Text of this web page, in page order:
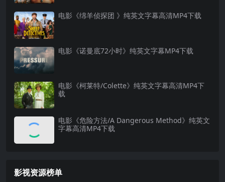
电影《绵羊侦探团 》纯英文字幕高清MP4下载
电影《诺曼底72小时》纯英文字幕MP4下载
电影《柯莱特/Colette》纯英文字幕高清MP4下
载
电影《危险方法/A Dangerous Method》纯英文
字幕高清MP4下载
影视资源榜单